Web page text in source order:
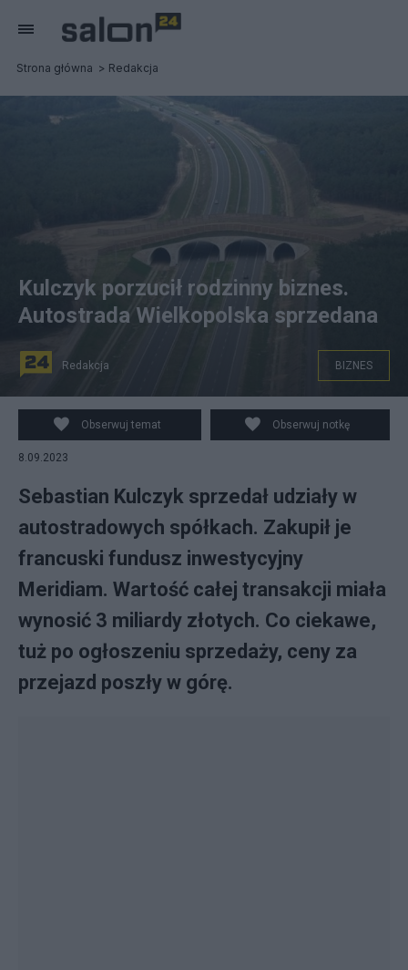
Strona główna Redakcja
Kulczyk porzucił rodzinny biznes.
Autostrada Wielkopolska sprzedana
Redakcja BIZNES
Obserwuj temat Obserwuj notkę
8.09.2023
Sebastian Kulczyk sprzedał udziały w
autostradowych spółkach. Zakupił je
francuski fundusz inwestycyjny
Meridiam. Wartość całej transakcji miała
wynosić 3 miliardy złotych. Co ciekawe,
tuż po ogłoszeniu sprzedaży, ceny za
przejazd poszły w górę.